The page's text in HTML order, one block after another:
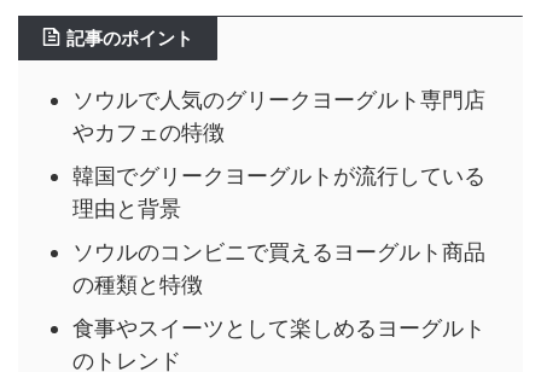
記事のポイント
ソウルで人気のグリークヨーグルト専門店
やカフェの特徴
韓国でグリークヨーグルトが流行している
理由と背景
ソウルのコンビニで買えるヨーグルト商品
の種類と特徴
食事やスイーツとして楽しめるヨーグルト
のトレンド